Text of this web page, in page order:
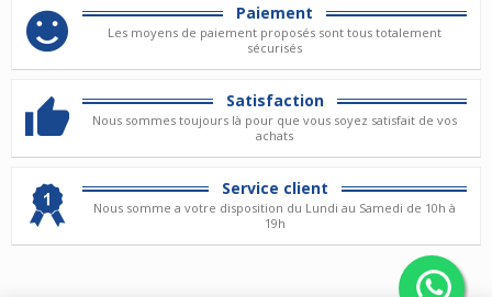
Paiement
Les moyens de paiement proposés sont tous totalement
sécurisés
Satisfaction
Nous sommes toujours là pour que vous soyez satisfait de vos
achats
Service client
Nous somme a votre disposition du Lundi au Samedi de 10h à
19h